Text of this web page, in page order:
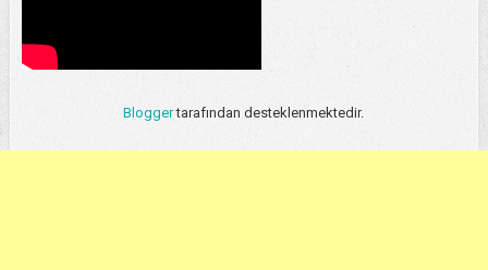
Bloggertarafından desteklenmektedir.